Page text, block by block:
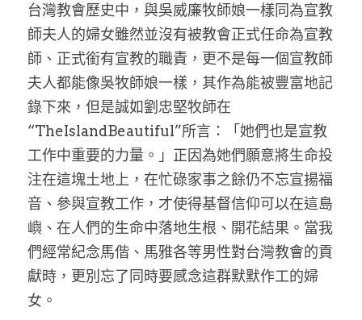
台灣教會歷史中，與吳威廉牧師娘一樣同為宣教
師夫人的婦女雖然並沒有被教會正式任命為宣教
師、正式銜有宣教的職責，更不是每一個宣教師
夫人都能像吳牧師娘一樣，其作為能被豐富地記
錄下來，但是誠如劉忠堅牧師在
“TheIslandBeautiful”所言：「她們也是宣教
工作中重要的力量。」正因為她們願意將生命投
注在這塊土地上，在忙碌家事之餘仍不忘宣揚福
音、參與宣教工作，才使得基督信仰可以在這島
嶼、在人們的生命中落地生根、開花結果。當我
們經常紀念馬偕、馬雅各等男性對台灣教會的貢
獻時，更別忘了同時要感念這群默默作工的婦
女。